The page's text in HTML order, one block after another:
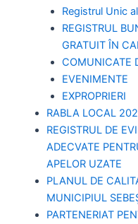
Registrul Unic
REGISTRUL
GRATUIT ÎN
COMUNICATE
EVENIMENTE
EXPROPRIERI
RABLA LOCAL
REGISTRUL DE
ADECVATE
APELOR UZATE
PLANUL DE
MUNICIPIUL
PARTENERIAT